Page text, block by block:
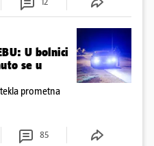
U bolnici
se u
prometna
85